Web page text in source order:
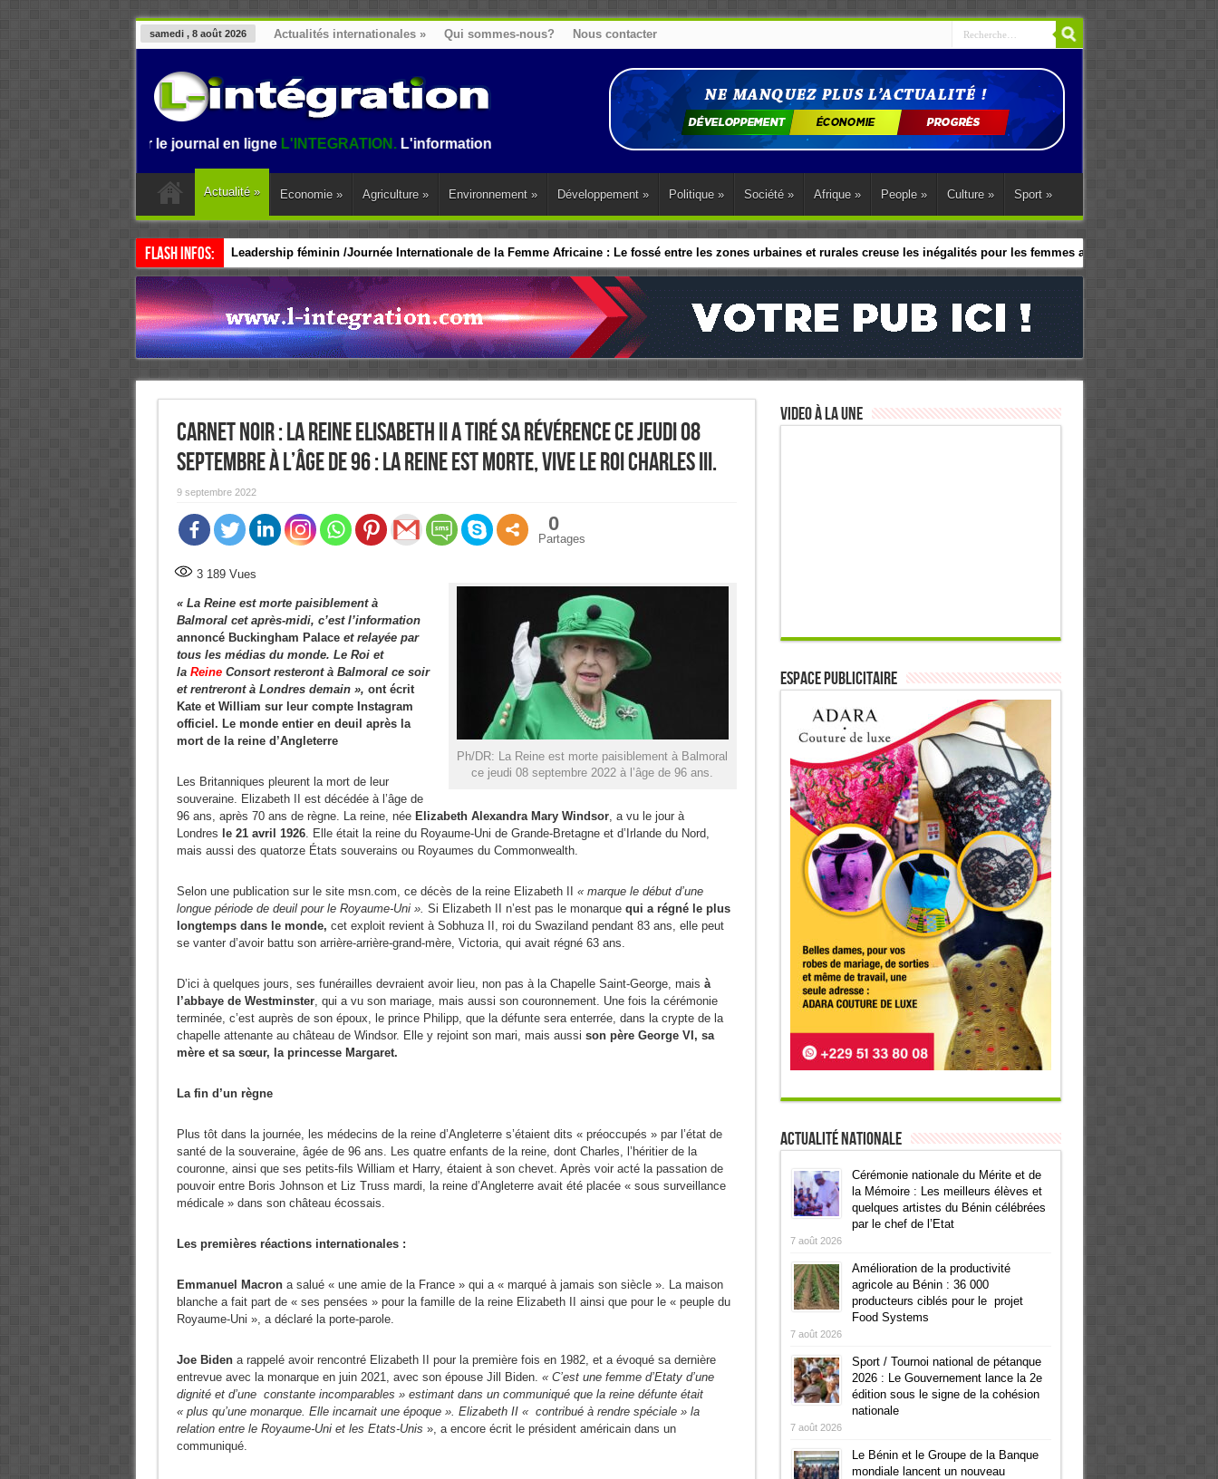
samedi , 8 août 2026 Actualités internationales » Qui sommes-nous? Nous contacter
sur le journal en ligneL'INTEGRATION.L'information au Benin, en Afrique et dans le monde.
Actualité » Economie » Agriculture » Environnement » Développement » Politique » Société » Afrique » People » Culture » Sport »
Flash Infos: Leadership féminin /Journée Internationale de la Femme Africaine : Le fossé entre les zones urbaines et rurales creuse les inégalités pour les femmes africaines
Carnet noir : La Reine Elisabeth II a tiré sa révérence ce jeudi 08
septembre à l’âge de 96 : La Reine est morte, vive le Roi Charles III.
9 septembre 2022
0
Partages
3 189Vues
Ph/DR: La Reine est morte paisiblement à Balmoral
ce jeudi 08 septembre 2022 à l’âge de 96 ans.
« La Reine est morte paisiblement à
Balmoral cet après-midi, c’est l’information
annoncé Buckingham Palaceet relayée par
tous les médias du monde. Le Roi et
la ReineConsort resteront à Balmoral ce soir
et rentreront à Londres demain », ont écrit
Kate et William sur leur compte Instagram
officiel. Le monde entier en deuil après la
mort de la reine d’Angleterre
Les Britanniques pleurent la mort de leur
souveraine. Elizabeth II est décédée à l’âge de
96 ans, après 70 ans de règne. La reine, née Elizabeth Alexandra Mary Windsor, a vu le jour à
Londres le 21 avril 1926. Elle était la reine du Royaume-Uni de Grande-Bretagne et d’Irlande du Nord,
mais aussi des quatorze États souverains ou Royaumes du Commonwealth.
Selon une publication sur le site msn.com, ce décès de la reine Elizabeth II « marque le début d’une
longue période de deuil pour le Royaume-Uni ». Si Elizabeth II n’est pas le monarque qui a régné le plus
longtemps dans le monde, cet exploit revient à Sobhuza II, roi du Swaziland pendant 83 ans, elle peut
se vanter d’avoir battu son arrière-arrière-grand-mère, Victoria, qui avait régné 63 ans.
D’ici à quelques jours, ses funérailles devraient avoir lieu, non pas à la Chapelle Saint-George, mais à
l’abbaye de Westminster, qui a vu son mariage, mais aussi son couronnement. Une fois la cérémonie
terminée, c’est auprès de son époux, le prince Philipp, que la défunte sera enterrée, dans la crypte de la
chapelle attenante au château de Windsor. Elle y rejoint son mari, mais aussi son père George VI, sa
mère et sa sœur, la princesse Margaret.
La fin d’un règne
Plus tôt dans la journée, les médecins de la reine d’Angleterre s’étaient dits « préoccupés » par l’état de
santé de la souveraine, âgée de 96 ans. Les quatre enfants de la reine, dont Charles, l’héritier de la
couronne, ainsi que ses petits-fils William et Harry, étaient à son chevet. Après voir acté la passation de
pouvoir entre Boris Johnson et Liz Truss mardi, la reine d’Angleterre avait été placée « sous surveillance
médicale » dans son château écossais.
Les premières réactions internationales :
Emmanuel Macrona salué « une amie de la France » qui a « marqué à jamais son siècle ». La maison
blanche a fait part de « ses pensées » pour la famille de la reine Elizabeth II ainsi que pour le « peuple du
Royaume-Uni », a déclaré la porte-parole.
Joe Bidena rappelé avoir rencontré Elizabeth II pour la première fois en 1982, et a évoqué sa dernière
entrevue avec la monarque en juin 2021, avec son épouse Jill Biden. « C’est une femme d’Etaty d’une
dignité et d’une constante incomparables » estimant dans un communiqué que la reine défunte était
« plus qu’une monarque. Elle incarnait une époque ». Elizabeth II « contribué à rendre spéciale » la
relation entre le Royaume-Uni et les Etats-Unis », a encore écrit le président américain dans un
communiqué.
Video à la Une
ESPACE PUBLICITAIRE
Actualité Nationale
Cérémonie nationale du Mérite et de
la Mémoire : Les meilleurs élèves et
quelques artistes du Bénin célébrées
par le chef de l’Etat
7 août 2026
Amélioration de la productivité
agricole au Bénin : 36 000
producteurs ciblés pour le projet
Food Systems
7 août 2026
Sport / Tournoi national de pétanque
2026 : Le Gouvernement lance la 2e
édition sous le signe de la cohésion
nationale
7 août 2026
Le Bénin et le Groupe de la Banque
mondiale lancent un nouveau